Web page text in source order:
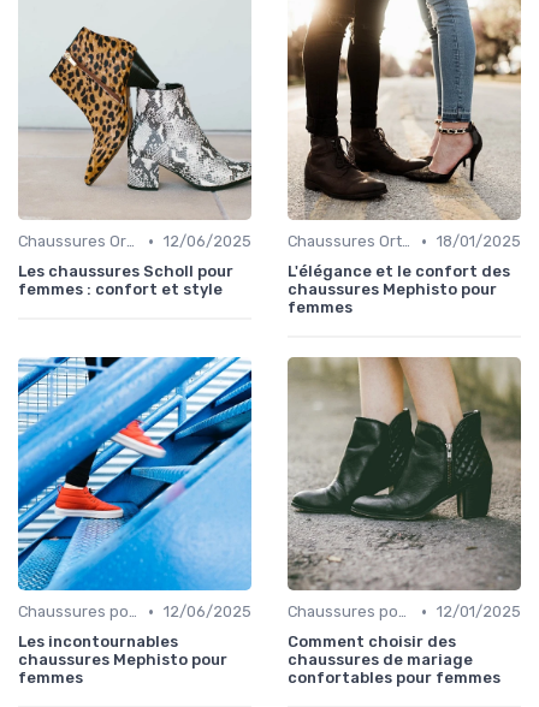
Chaussures Orthopédiques • 12/06/2025
Les chaussures Scholl pour
femmes : confort et style
Chaussures Orthopédiques • 18/01/2025
L'élégance et le confort des
chaussures Mephisto pour
femmes
Chaussures pour Occasions Spéciales • 12/06/2025
Les incontournables
chaussures Mephisto pour
femmes
Chaussures pour Occasions Spéciales • 12/01/2025
Comment choisir des
chaussures de mariage
confortables pour femmes